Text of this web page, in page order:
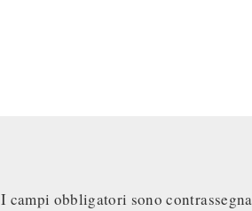
I campi obbligatori sono